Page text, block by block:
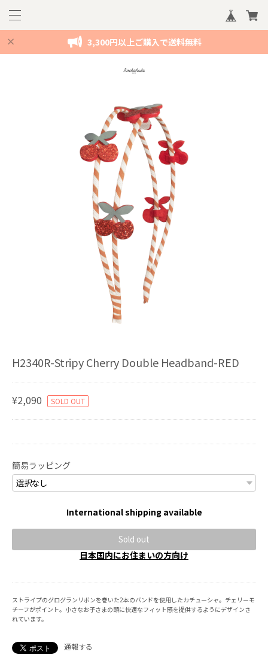
3,300円以上ご購入で送料無料
H2340R-Stripy Cherry Double Headband-RED
¥2,090 SOLD OUT
簡易ラッピング
International shipping available
Sold out
日本国内にお住まいの方向け
ストライプのグログランリボンを巻いた2本のバンドを使用したカチューシャ。チェリーモ
チーフがポイント。小さなお子さまの頭に快適なフィット感を提供するようにデザインさ
れています。
通報する